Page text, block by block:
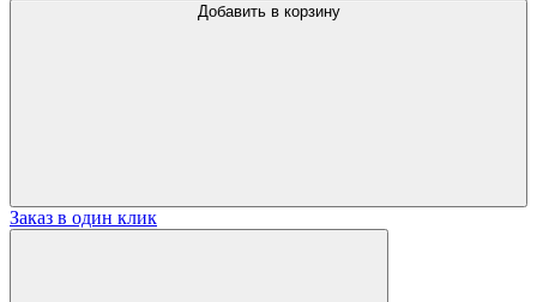
Добавить в корзину
Заказ в один клик